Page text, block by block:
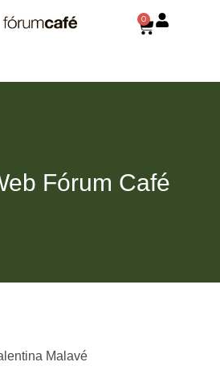
0
Fórum Café
Malavé